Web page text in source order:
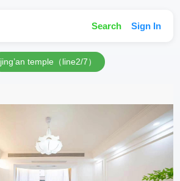
Search Sign In
jing’an temple（line2/7）